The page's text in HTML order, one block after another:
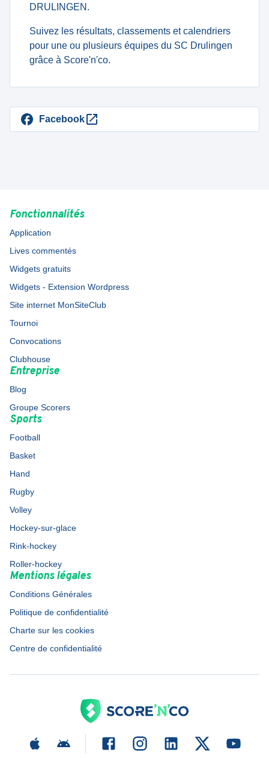
DRULINGEN.
Suivez les résultats, classements et calendriers
pour une ou plusieurs équipes du SC Drulingen
grâce à Score'n'co.
Facebook
Fonctionnalités
Application
Lives commentés
Widgets gratuits
Widgets - Extension Wordpress
Site internet MonSiteClub
Tournoi
Convocations
Clubhouse
Entreprise
Blog
Groupe Scorers
Sports
Football
Basket
Hand
Rugby
Volley
Hockey-sur-glace
Rink-hockey
Roller-hockey
Mentions légales
Conditions Générales
Politique de confidentialité
Charte sur les cookies
Centre de confidentialité